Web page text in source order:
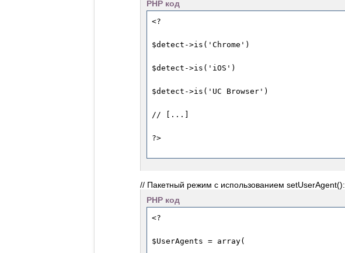
PHP код
// Пакетный режим с использованием setUserAgent():
PHP код